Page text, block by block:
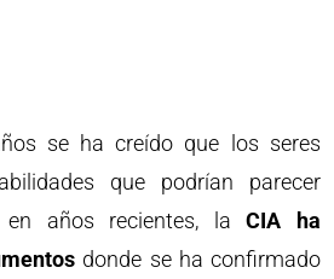
se ha creído que los seres
que podrían parecer
en años recientes, laCIA ha
donde se ha confirmado